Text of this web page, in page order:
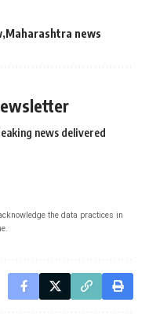
Maharashtra news
news delivered
the data practices in